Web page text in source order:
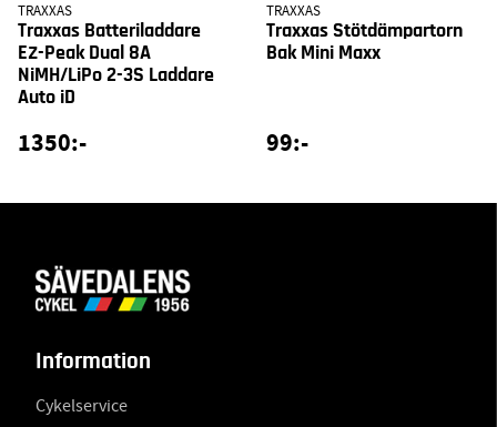
TRAXXAS
Traxxas Batteriladdare
EZ-Peak Dual 8A
NiMH/LiPo 2-3S Laddare
Auto iD
1350:-
TRAXXAS
Traxxas Stötdämpartorn
Bak Mini Maxx
99:-
Information
Cykelservice